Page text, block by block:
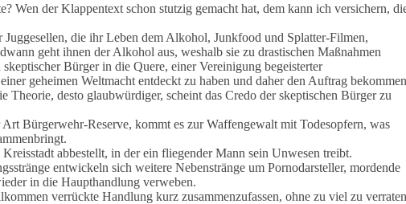
Wen der Klappentext schon stutzig gemacht hat, dem kann ich versichern,
die ihr Leben dem Alkohol, Junkfood und Splatter-Filmen,
geht ihnen der Alkohol aus, weshalb sie zu drastischen Maßnahmen
Bürger in die Quere, einer Vereinigung begeisterter
geheimen Weltmacht entdeckt zu haben und daher den Auftrag bekommen
Theorie, desto glaubwürdiger, scheint das Credo der skeptischen Bürger zu
Bürgerwehr-Reserve, kommt es zur Waffengewalt mit Todesopfern, was
abbestellt, in der ein fliegender Mann sein Unwesen treibt.
entwickeln sich weitere Nebenstränge um Pornodarsteller, mordende
in die Haupthandlung verweben.
verrückte Handlung kurz zusammenzufassen, ohne zu viel zu